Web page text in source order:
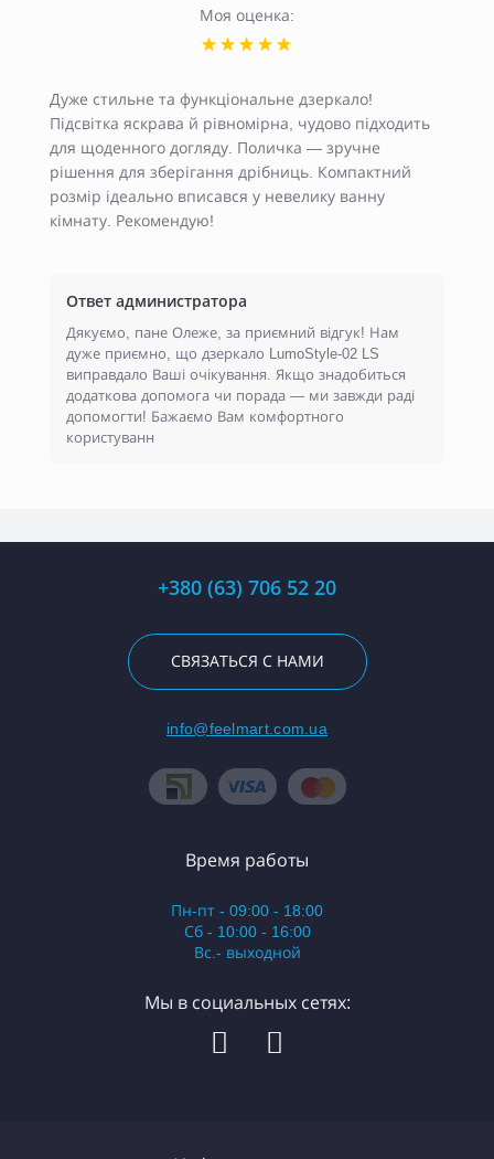
Моя оценка:
Дуже стильне та функціональне дзеркало!
Підсвітка яскрава й рівномірна, чудово підходить
для щоденного догляду. Поличка — зручне
рішення для зберігання дрібниць. Компактний
розмір ідеально вписався у невелику ванну
кімнату. Рекомендую!
Ответ администратора
Дякуємо, пане Олеже, за приємний відгук! Нам
дуже приємно, що дзеркало LumoStyle-02 LS
виправдало Ваші очікування. Якщо знадобиться
додаткова допомога чи порада — ми завжди раді
допомогти! Бажаємо Вам комфортного
користуванн
+380 (63) 706 52 20
СВЯЗАТЬСЯ С НАМИ
info@feelmart.com.ua
Время работы
Пн-пт - 09:00 - 18:00
Сб - 10:00 - 16:00
Вс.- выходной
Мы в социальных сетях: